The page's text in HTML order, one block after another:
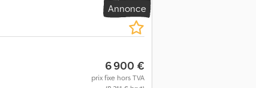
Annonce
6 900 €
prix fixe hors TVA